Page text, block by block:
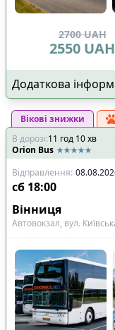
2700 UAH
2550 UAH
Додаткова
Вікові знижки
В дорозі:11 год 10хв
Orion Bus
Відправлення:
сб 18:00
Вінниця
Автовокзал, вул.